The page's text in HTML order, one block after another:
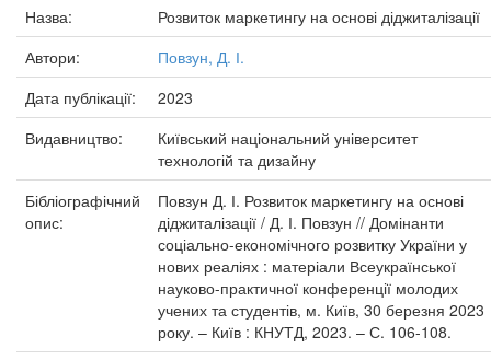
Назва:
Розвиток маркетингу на основі діджиталізації
Автори:
Повзун, Д. І.
Дата публікації:
2023
Видавництво:
Київський національний університет
технологій та дизайну
Бібліографічний
опис:
Повзун Д. І. Розвиток маркетингу на основі
діджиталізації / Д. І. Повзун // Домінанти
соціально-економічного розвитку України у
нових реаліях : матеріали Всеукраїнської
науково-практичної конференції молодих
учених та студентів, м. Київ, 30 березня 2023
року. – Київ : КНУТД, 2023. – С. 106-108.